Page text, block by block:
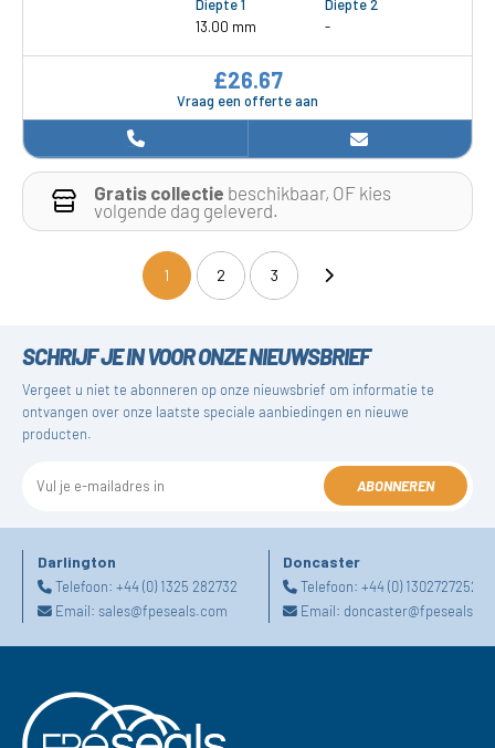
Diepte 1
13.00 mm
Diepte 2
-
Vraag een offerte aan
£26.67
Gratis collectie beschikbaar, OF kies
volgende dag geleverd.
1(current)2 3
SCHRIJF JE IN VOOR ONZE NIEUWSBRIEF
Vergeet u niet te abonneren op onze nieuwsbrief om informatie te
ontvangen over onze laatste speciale aanbiedingen en nieuwe
producten.
ABONNEREN
Darlington
Telefoon: +44 (0) 1325 282732
Email: sales@fpeseals.com
Doncaster
Telefoon:+44 (0) 1302727252
Email: